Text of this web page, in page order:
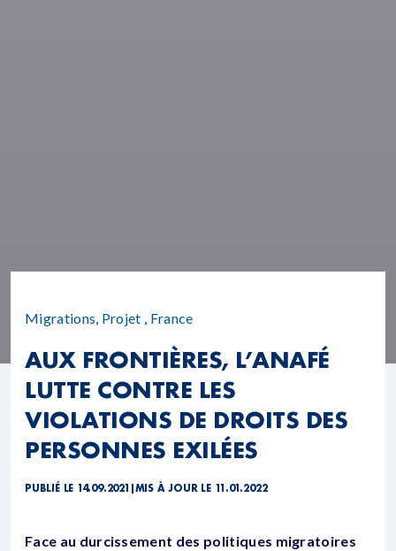
Migrations, Projet , France
AUX FRONTIÈRES, L’ANAFÉ
LUTTE CONTRE LES
VIOLATIONS DE DROITS DES
PERSONNES EXILÉES
PUBLIÉ LE 14.09.2021 MIS À JOUR LE 11.01.2022
Face au durcissement des politiques migratoires